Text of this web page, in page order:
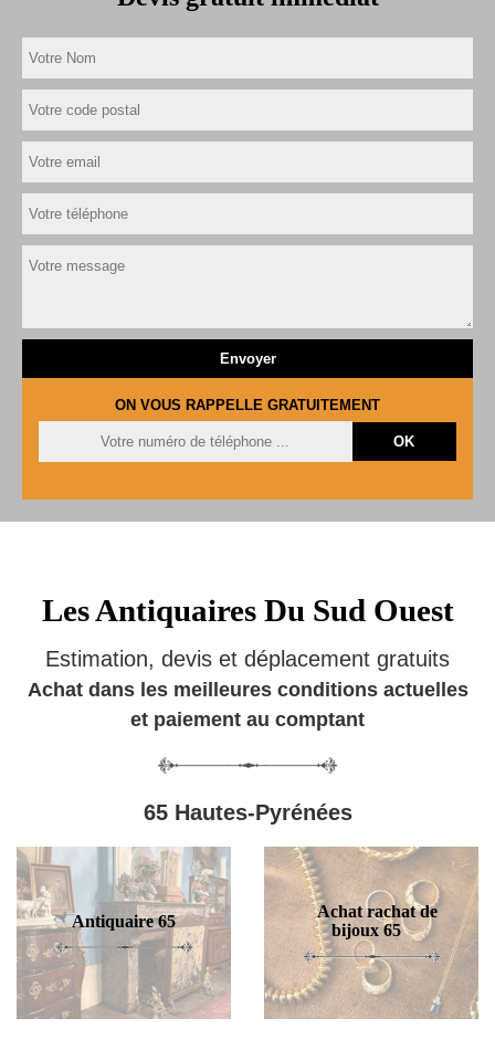
ON VOUS RAPPELLE GRATUITEMENT
Les Antiquaires Du Sud Ouest
Estimation, devis et déplacement gratuits
Achat dans les meilleures conditions actuelles
et paiement au comptant
65 Hautes-Pyrénées
Antiquaire 65
Achat rachat de
bijoux 65